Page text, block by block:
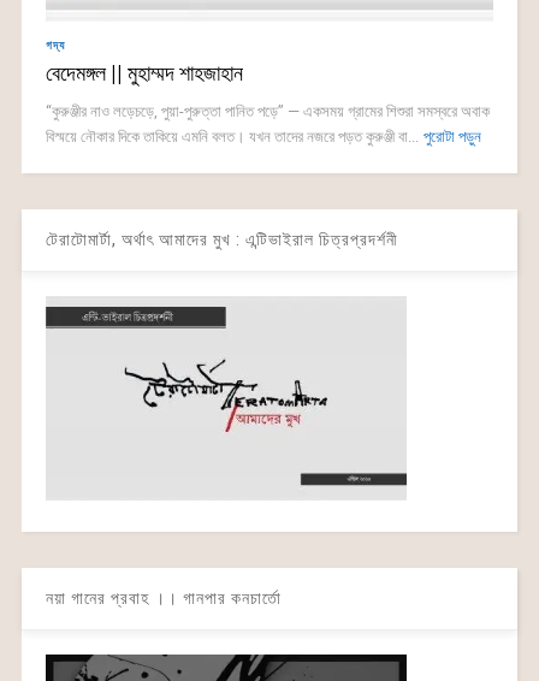
গদ্য
বেদেমঙ্গল || মুহাম্মদ শাহজাহান
“কুরুঞ্জীর নাও লড়েচড়ে, পুয়া-পুরুত্তা পানিত পড়ে” — একসময় গ্রামের শিশুরা সমস্বরে অবাক
বিস্ময়ে নৌকার দিকে তাকিয়ে এমনি বলত। যখন তাদের নজরে পড়ত কুরুঞ্জী বা... পুরোটা পড়ুন
টেরাটোমার্টা, অর্থাৎ আমাদের মুখ : এন্টিভাইরাল চিত্রপ্রদর্শনী
নয়া গানের প্রবাহ ।। গানপার কনচার্তো